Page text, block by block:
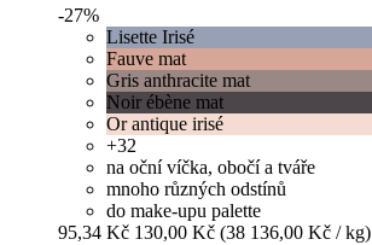
-27%
Lisette Irisé
Fauve mat
Gris anthracite mat
Noir ébène mat
Or antique irisé
+32
na oční víčka, obočí a tváře
mnoho různých odstínů
do make-upu palette
95,34 Kč 130,00 Kč (38 136,00 Kč / kg)